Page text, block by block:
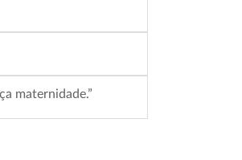
maternidade.”